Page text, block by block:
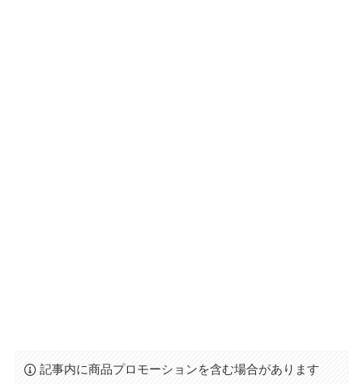
記事内に商品プロモーションを含む場合があります